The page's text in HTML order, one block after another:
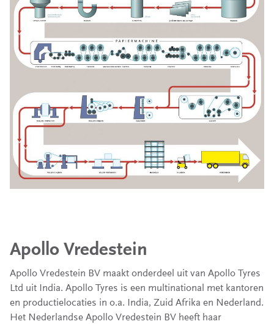
Apollo Vredestein
Apollo Vredestein BV maakt onderdeel uit van Apollo Tyres
Ltd uit India. Apollo Tyres is een multinational met kantoren
en productielocaties in o.a. India, Zuid Afrika en Nederland.
Het Nederlandse Apollo Vredestein BV heeft haar